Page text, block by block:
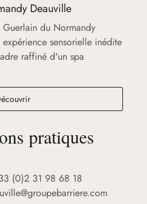
Deauville
Guerlain du Normandy
sensorielle inédite
raffiné d'un spa
Spa Guerlain du Normandy
pratiques
(0)2 31 98 68 18